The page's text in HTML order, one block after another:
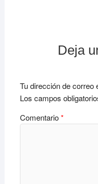
Deja
Tu dirección de correo
Los campos
Comentario*